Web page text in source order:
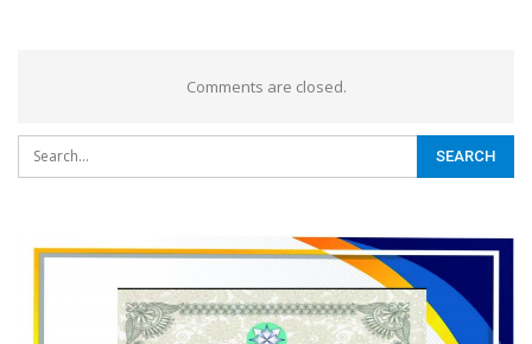
Comments are closed.